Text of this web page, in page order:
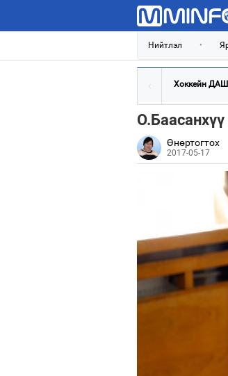
Нийтлэл •
Хоккейн
Өнөртогтох
2017-05-17